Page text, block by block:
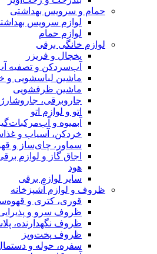
حمام و سرویس بهداشتی
لوازم سرویس
لوازم حمام
لوازم خانگی برقی
یخچال و فریزر
آب‌سردکن و تصفیه
ماشین لباسشویی
ماشین ظرفشویی
جاروبرقی،
اتو و لوازم اتو
آبمیوه و
خردکن، آسیاب و
سماور، چای‌ساز و
اجاق گاز و لوازم
هود
سایر لوازم برقی
ظروف و لوازم آشپزخانه
قوری، کتری و
ظروف سرو و
ظروف نگهدارنده،
ظروف پخت‌وپز
سفره، حوله و